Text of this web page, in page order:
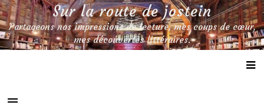
Skip
to
content
Sur la route de jostein
Partageons nos impressions de lecture, mes coups de cœur,
mes découvertes littéraires.